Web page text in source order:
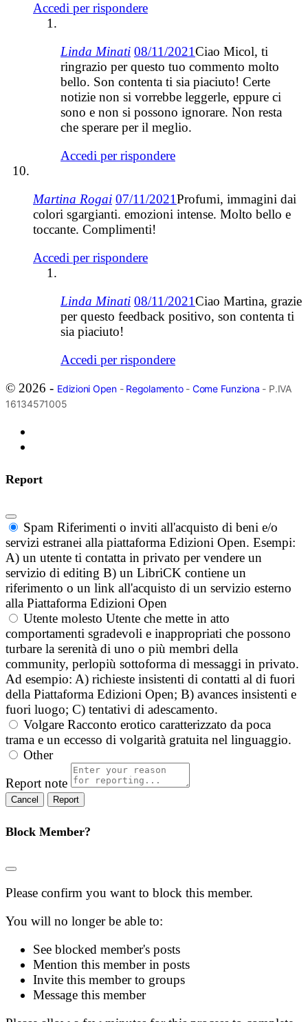
Accedi per rispondere
Linda Minati 08/11/2021Ciao Micol, ti
ringrazio per questo tuo commento molto
bello. Son contenta ti sia piaciuto! Certe
notizie non si vorrebbe leggerle, eppure ci
sono e non si possono ignorare. Non resta
che sperare per il meglio.
Accedi per rispondere
Martina Rogai 07/11/2021Profumi, immagini dai
colori sgargianti. emozioni intense. Molto bello e
toccante. Complimenti!
Accedi per rispondere
Linda Minati 08/11/2021Ciao Martina, grazie
per questo feedback positivo, son contenta ti
sia piaciuto!
Accedi per rispondere
© 2026 - Edizioni Open- Regolamento- Come Funziona - P.IVA
16134571005
Report
Spam Riferimenti o inviti all'acquisto di beni e/o
servizi estranei alla piattaforma Edizioni Open. Esempi:
A) un utente ti contatta in privato per vendere un
servizio di editing B) un LibriCK contiene un
riferimento o un link all'acquisto di un servizio esterno
alla Piattaforma Edizioni Open
Utente molesto Utente che mette in atto
comportamenti sgradevoli e inappropriati che possono
turbare la serenità di uno o più membri della
community, perlopiù sottoforma di messaggi in privato.
Ad esempio: A) richieste insistenti di contatti al di fuori
della Piattaforma Edizioni Open; B) avances insistenti e
fuori luogo; C) tentativi di adescamento.
Volgare Racconto erotico caratterizzato da poca
trama e un eccesso di volgarità gratuita nel linguaggio.
Other
Report note
Report
Block Member?
Please confirm you want to block this member.
You will no longer be able to:
See blocked member's posts
Mention this member in posts
Invite this member to groups
Message this member